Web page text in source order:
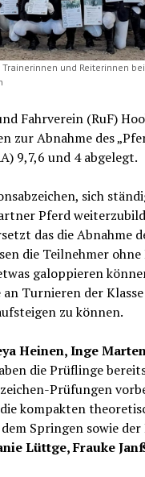
und Reiterinnen
Fahrverein (RuF)
zur Abnahme des
9,7,6 und 4 abgelegt.
sich
Pferd
das die Abnahme
die Teilnehmer
galoppieren
Turnieren der
zu können.
Heinen, Inge
die Prüflinge
Prüfungen
kompakten
Springen sowie der
Lüttge, Frauke